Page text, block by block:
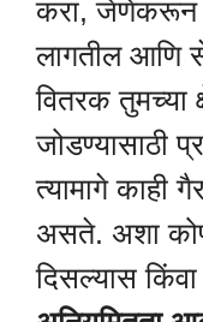
करा, जेणेकरून
लागतील आणि
वितरक तुमच्या
जोडण्यासाठी
त्यामागे काही
असते. अशा
दिसल्यास